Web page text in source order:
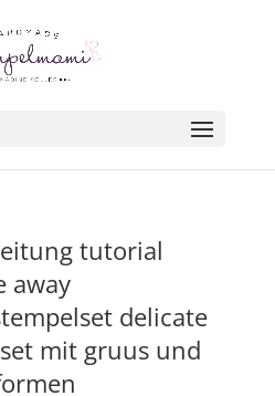
tutorial
away
delicate
mit gruus und